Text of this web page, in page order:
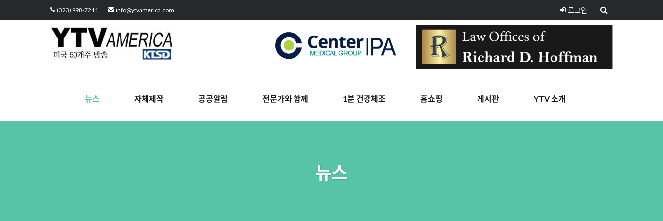
(323) 998-7211 info@ytvamerica.com 로그인
뉴스 자체제작 공공알림 전문가와 함께 1분 건강체조 홈쇼핑 게시판 YTV 소개
뉴스